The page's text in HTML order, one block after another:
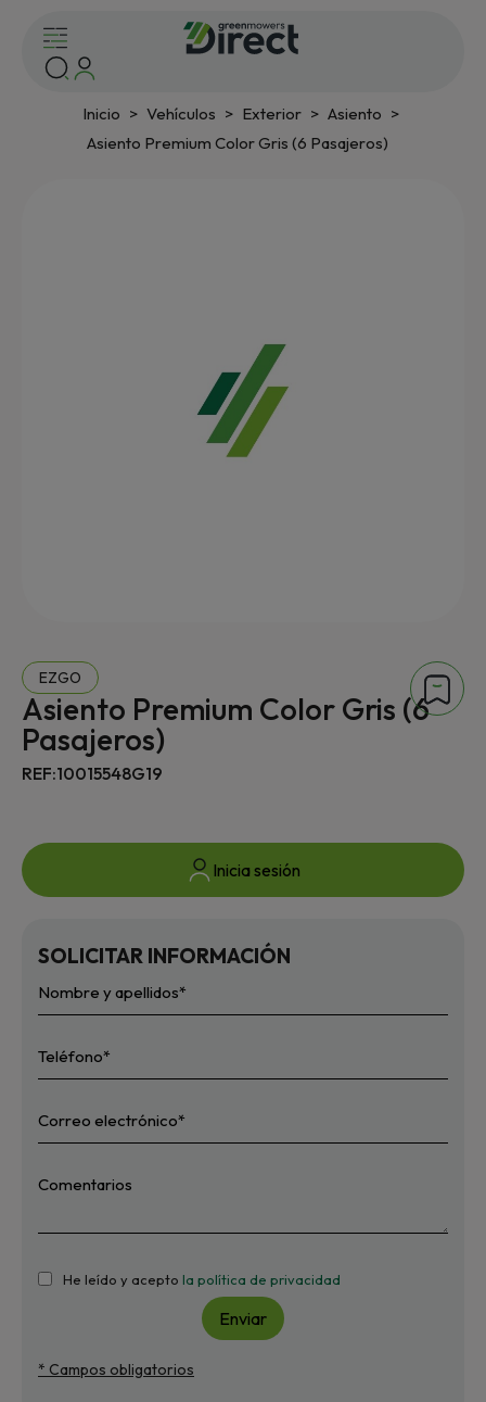
Inicio Vehículos Exterior
Asiento
Asiento Premium Color Gris (6 Pasajeros)
EZGO
Asiento Premium Color Gris (6
Pasajeros)
REF:10015548G19
Inicia sesión
SOLICITAR INFORMACIÓN
He leído y acepto la política de privacidad
Enviar
* Campos obligatorios